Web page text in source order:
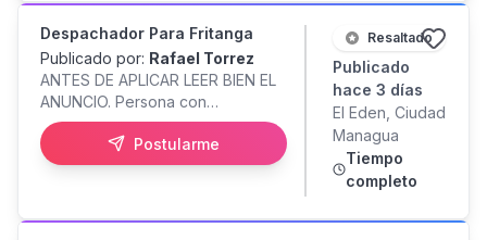
Trabajo en equipo. 7. Con
iniciativa. 8. De muy buen
carácter. 9. Con ganas de
aprender.
Despachador Para Fritanga
Publicado por: Rafael Torrez
ANTES DE APLICAR LEER BIEN EL
ANUNCIO. Persona con
experiencia previa en atención al
cliente sector gastronómico y de
que tenga experiencia en
Postularme
Resaltado
Publicado
hace 3 días
El Eden, Ciudad
Managua
Tiempo
completo